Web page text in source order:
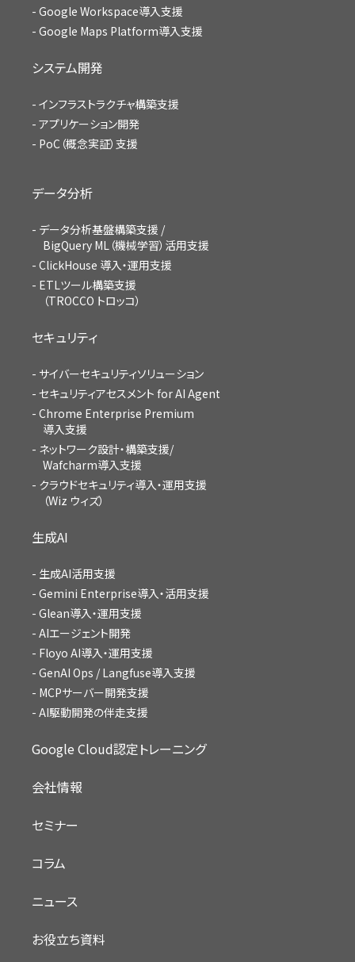
Google Workspace導入支援
Google Maps Platform導入支援
システム開発
インフラストラクチャ構築支援
アプリケーション開発
PoC（概念実証）支援
データ分析
データ分析基盤構築支援 /
BigQuery ML（機械学習）活用支援
ClickHouse 導入・運用支援
ETLツール構築支援
（TROCCO トロッコ）
セキュリティ
サイバーセキュリティソリューション
セキュリティアセスメント for AI Agent
Chrome Enterprise Premium
導入支援
ネットワーク設計・構築支援/
Wafcharm導入支援
クラウドセキュリティ導入・運用支援
（Wiz ウィズ）
生成AI
生成AI活用支援
Gemini Enterprise導入・活用支援
Glean導入・運用支援
AIエージェント開発
Floyo AI導入・運用支援
GenAI Ops / Langfuse導入支援
MCPサーバー開発支援
AI駆動開発の伴走支援
Google Cloud認定トレーニング
会社情報
セミナー
コラム
ニュース
お役立ち資料